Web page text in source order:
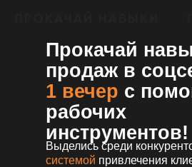
Выделись среди
системой привлечения
Прокачай
продаж в
1 вечер с
рабочих
инструментов!